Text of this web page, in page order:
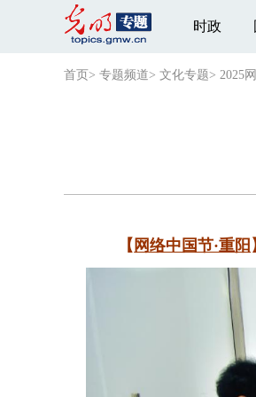
时政
首页 > 专题频道> 文化专题> 2025
【 网络中国节·重阳